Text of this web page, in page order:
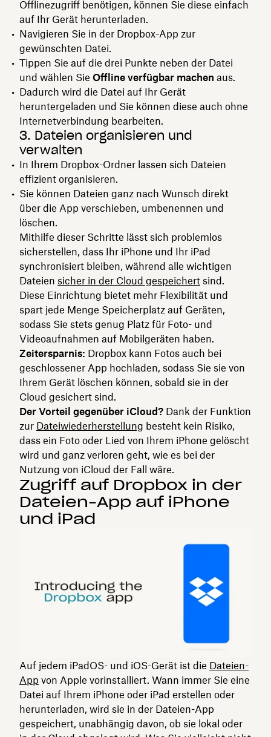
Offlinezugriff benötigen, können Sie diese einfach
auf Ihr Gerät herunterladen.
Navigieren Sie in der Dropbox-App zur
gewünschten Datei.
Tippen Sie auf die drei Punkte neben der Datei
und wählen Sie Offline verfügbar machen aus.
Dadurch wird die Datei auf Ihr Gerät
heruntergeladen und Sie können diese auch ohne
Internetverbindung bearbeiten.
3. Dateien organisieren und
verwalten
In Ihrem Dropbox-Ordner lassen sich Dateien
effizient organisieren.
Sie können Dateien ganz nach Wunsch direkt
über die App verschieben, umbenennen und
löschen.
Mithilfe dieser Schritte lässt sich problemlos
sicherstellen, dass Ihr iPhone und Ihr iPad
synchronisiert bleiben, während alle wichtigen
Dateien sicher in der Cloud gespeichert sind.
Diese Einrichtung bietet mehr Flexibilität und
spart jede Menge Speicherplatz auf Geräten,
sodass Sie stets genug Platz für Foto- und
Videoaufnahmen auf Mobilgeräten haben.
Zeitersparnis: Dropbox kann Fotos auch bei
geschlossener App hochladen, sodass Sie sie von
Ihrem Gerät löschen können, sobald sie in der
Cloud gesichert sind.
Der Vorteil gegenüber iCloud? Dank der Funktion
zur Dateiwiederherstellung besteht kein Risiko,
dass ein Foto oder Lied von Ihrem iPhone gelöscht
wird und ganz verloren geht, wie es bei der
Nutzung von iCloud der Fall wäre.
Zugriff auf Dropbox in der
Dateien-App auf iPhone
und iPad
Auf jedem iPadOS- und iOS-Gerät ist die Dateien-
App von Apple vorinstalliert. Wann immer Sie eine
Datei auf Ihrem iPhone oder iPad erstellen oder
herunterladen, wird sie in der Dateien-App
gespeichert, unabhängig davon, ob sie lokal oder